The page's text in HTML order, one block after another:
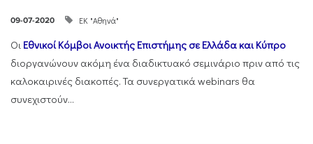
09-07-2020 ΕΚ "Αθηνά"
Οι Εθνικοί Κόμβοι Ανοικτής Επιστήμης σε Ελλάδα και Κύπρο
διοργανώνουν ακόμη ένα διαδικτυακό σεμινάριο πριν από τις
καλοκαιρινές διακοπές. Τα συνεργατικά webinars θα
συνεχιστούν...